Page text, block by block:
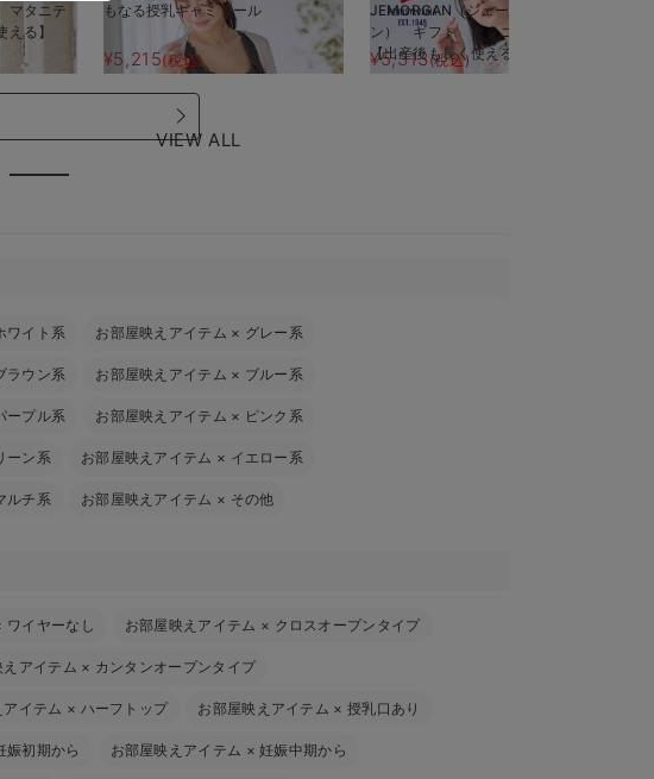
マタニテ
る】
もなる授乳キャミソール
¥5,215(税込)
JEMORGAN（ジェーイーモーガ
ン） ギフト マタニティ・産後
【出産後も長く使える】
¥5,313 (税込)
VIEW ALL
ワイト系 お部屋映えアイテム × グレー系
ラウン系 お部屋映えアイテム × ブルー系
ープル系 お部屋映えアイテム × ピンク系
ーン系 お部屋映えアイテム × イエロー系
ルチ系 お部屋映えアイテム × その他
ワイヤーなし お部屋映えアイテム × クロスオープンタイプ
えアイテム × カンタンオープンタイプ
イテム × ハーフトップ お部屋映えアイテム × 授乳口あり
娠初期から お部屋映えアイテム ×妊娠中期から